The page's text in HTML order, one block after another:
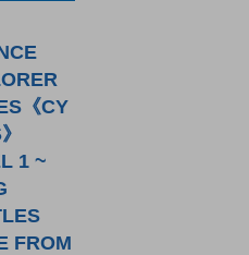
《CY
1 ~
FROM